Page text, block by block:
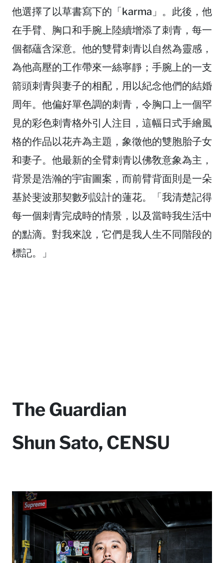
他選擇了以草書寫下的「karma」。此後，他
在手臂、胸口和手腕上陸續增添了刺青，每一
個都蘊含深意。他的雙臂刺青以自然為靈感，
為他高壓的工作帶來一絲寧靜；手腕上的一支
箭頭刺青與妻子的相配，用以紀念他們的結婚
周年。他偏好單色調的刺青，令胸口上一個罕
見的彩色刺青格外引人注目，這幅日式手繪風
格的作品以花卉為主題，象徵他的雙胞胎子女
和妻子。他最新的全臂刺青以佛敎意象為主，
背景是浩瀚的宇宙圖案，而前臂背面則是一朵
基於斐波那契數列設計的蓮花。「我清楚記得
每一個刺青完成時的情景，以及當時我生活中
的點滴。對我來說，它們是我人生不同階段的
標記。」
The Guardian
Shun Sato, CENSU